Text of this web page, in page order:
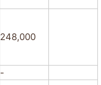
248,000
-